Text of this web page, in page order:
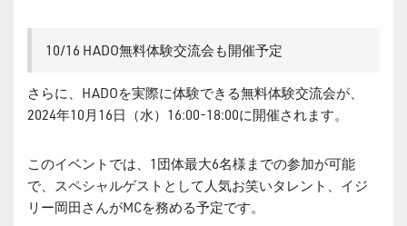
10/16 HADO無料体験交流会も開催予定
さらに、HADOを実際に体験できる無料体験交流会が、
2024年10月16日（水）16:00-18:00に開催されます。
このイベントでは、1団体最大6名様までの参加が可能
で、スペシャルゲストとして人気お笑いタレント、イジ
リー岡田さんがMCを務める予定です。